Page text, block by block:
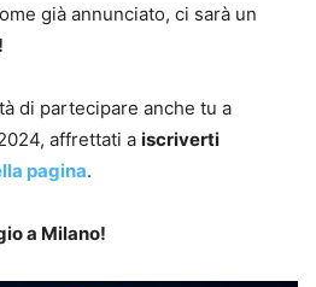
già annunciato, ci sarà un
di partecipare anche tu a
affrettati a iscriverti
pagina.
a Milano!